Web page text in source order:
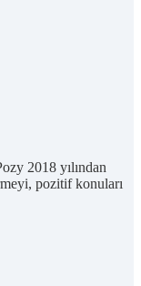
2018 yılından
pozitif konuları